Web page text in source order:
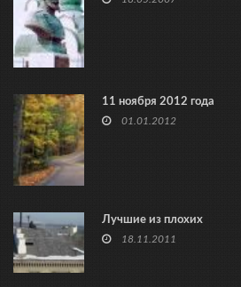
11 ноября 2012 года
01.01.2012
Лучшие из плохих
18.11.2011